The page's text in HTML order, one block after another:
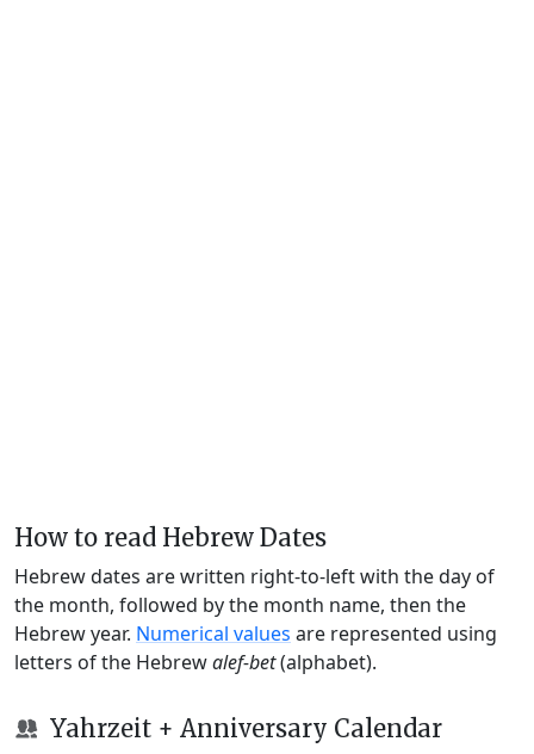
How to read Hebrew Dates
Hebrew dates are written right-to-left with the day of
the month, followed by the month name, then the
Hebrew year. Numerical values are represented using
letters of the Hebrewalef-bet(alphabet).
Yahrzeit + Anniversary Calendar